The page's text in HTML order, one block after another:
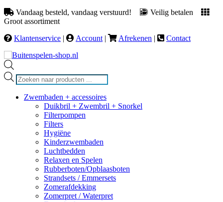
Vandaag besteld, vandaag verstuurd!
Veilig betalen
Groot assortiment
Klantenservice | Account | Afrekenen | Contact
Producten
zoeken
Zwembaden + accessoires
Duikbril + Zwembril + Snorkel
Filterpompen
Filters
Hygiëne
Kinderzwembaden
Luchtbedden
Relaxen en Spelen
Rubberboten/Opblaasboten
Strandsets / Emmersets
Zomerafdekking
Zomerpret / Waterpret